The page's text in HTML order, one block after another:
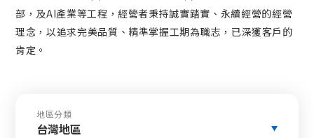
部，及AI產業等工程，經營者秉持誠實踏實、永續經營的經營
理念，以追求完美品質、精準掌握工期為職志，已深獲客戶的
肯定。
地區分類
台灣地區